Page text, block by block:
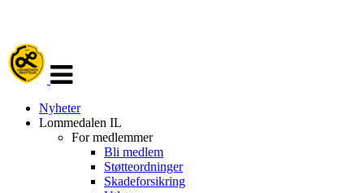
navigasjon
Nyheter
Lommedalen IL
For medlemmer
Bli medlem
Støtteordninger
Skadeforsikring